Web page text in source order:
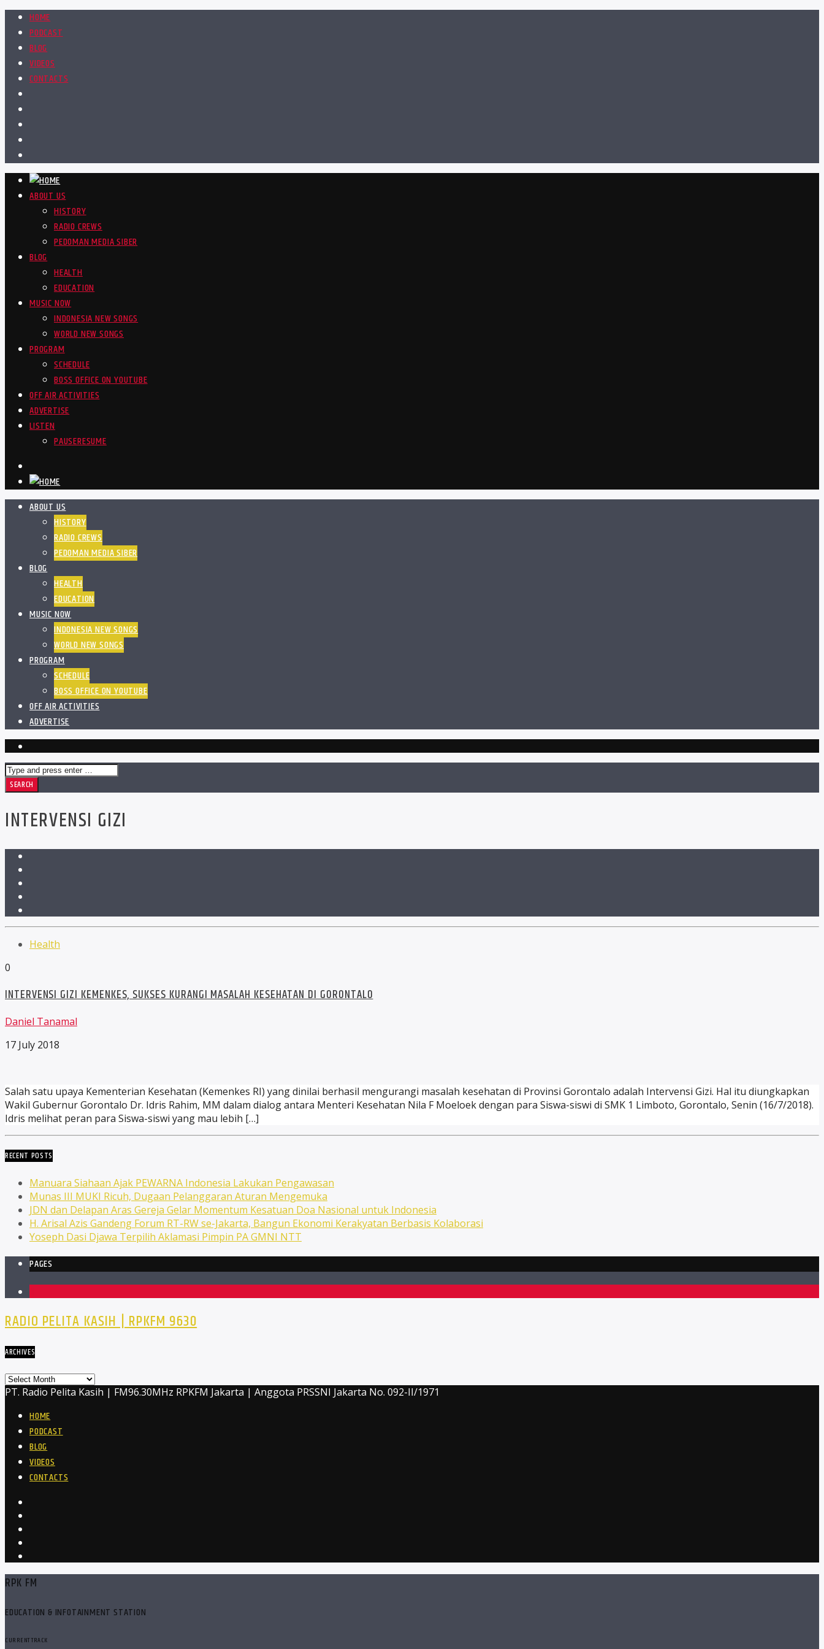
HOME
PODCAST
BLOG
VIDEOS
CONTACTS
ABOUT US
HISTORY
RADIO CREWS
PEDOMAN MEDIA SIBER
BLOG
HEALTH
EDUCATION
MUSIC NOW
INDONESIA NEW SONGS
WORLD NEW SONGS
PROGRAM
SCHEDULE
BOSS OFFICE ON YOUTUBE
OFF AIR ACTIVITIES
ADVERTISE
LISTEN
PAUSERESUME
ABOUT US
HISTORY
RADIO CREWS
PEDOMAN MEDIA SIBER
BLOG
HEALTH
EDUCATION
MUSIC NOW
INDONESIA NEW SONGS
WORLD NEW SONGS
PROGRAM
SCHEDULE
BOSS OFFICE ON YOUTUBE
OFF AIR ACTIVITIES
ADVERTISE
INTERVENSI GIZI
Health
0
INTERVENSI GIZI KEMENKES, SUKSES KURANGI MASALAH KESEHATAN DI GORONTALO
Daniel Tanamal
17 July 2018
Salah satu upaya Kementerian Kesehatan (Kemenkes RI) yang dinilai berhasil mengurangi masalah kesehatan di Provinsi Gorontalo adalah Intervensi Gizi. Hal itu diungkapkan
Wakil Gubernur Gorontalo Dr. Idris Rahim, MM dalam dialog antara Menteri Kesehatan Nila F Moeloek dengan para Siswa-siswi di SMK 1 Limboto, Gorontalo, Senin (16/7/2018).
Idris melihat peran para Siswa-siswi yang mau lebih […]
RECENT POSTS
Manuara Siahaan Ajak PEWARNA Indonesia Lakukan Pengawasan
Munas III MUKI Ricuh, Dugaan Pelanggaran Aturan Mengemuka
JDN dan Delapan Aras Gereja Gelar Momentum Kesatuan Doa Nasional untuk Indonesia
H. Arisal Azis Gandeng Forum RT-RW se-Jakarta, Bangun Ekonomi Kerakyatan Berbasis Kolaborasi
Yoseph Dasi Djawa Terpilih Aklamasi Pimpin PA GMNI NTT
PAGES
RADIO PELITA KASIH | RPKFM 9630
ARCHIVES
Archives
PT. Radio Pelita Kasih | FM96.30MHz RPKFM Jakarta | Anggota PRSSNI Jakarta No. 092-II/1971
HOME
PODCAST
BLOG
VIDEOS
CONTACTS
RPK FM
EDUCATION & INFOTAINMENT STATION
CURRENT TRACK